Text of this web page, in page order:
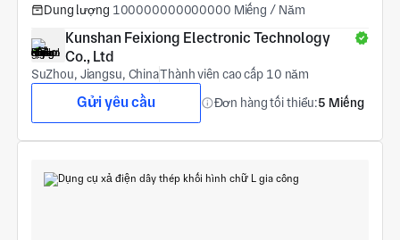
Dung lượng 100000000000000 Miếng / Năm
Kunshan Feixiong Electronic Technology
Co., Ltd
SuZhou, Jiangsu, ChinaThành viên cao cấp 10 năm
Gửi yêu cầu Đơn hàng tối thiểu:5 Miếng